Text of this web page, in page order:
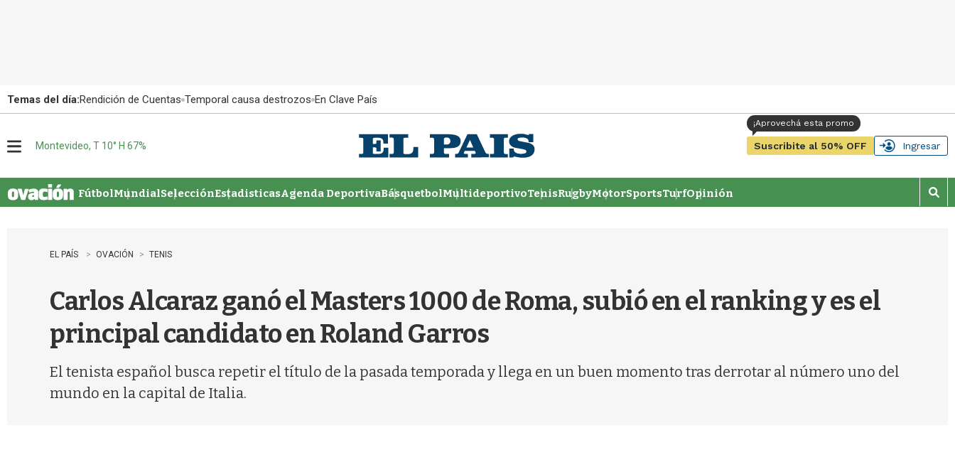
Temas del día:Rendición de Cuentas Temporal causa destrozos En Clave País
u
Montevideo, T 10° H 67% Suscribite al 50% OFF Ingresar
FútbolMundialSelecciónEstadisticasAgenda DeportivaBásquetbolMultideportivoTenisRugbyMotorSportsTurfOpinión
M
o
EL PAÍS OVACIÓN TENIS
Carlos Alcaraz ganó el Masters 1000 de Roma, subió en el ranking y es el
principal candidato en Roland Garros
El tenista español busca repetir el título de la pasada temporada y llega en un buen momento tras derrotar al número uno del
mundo en la capital de Italia.